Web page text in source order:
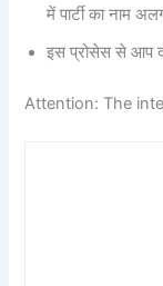
में पार्टी का नाम
इस प्रोसेस से आप
Attention: The